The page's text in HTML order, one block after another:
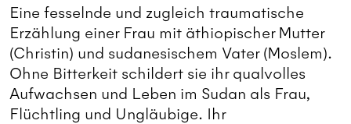
Eine fesselnde und zugleich traumatische
Erzählung einer Frau mit äthiopischer Mutter
(Christin) und sudanesischem Vater (Moslem).
Ohne Bitterkeit schildert sie ihr qualvolles
Aufwachsen und Leben im Sudan als Frau,
Flüchtling und Ungläubige. Ihr